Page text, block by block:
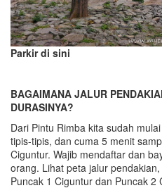
Parkir di sini
BAGAIMANA JALUR
DURASINYA?
Dari Pintu Rimba kita sudah
tipis-tipis, dan cuma 5 menit
Ciguntur. Wajib mendaftar dan
orang. Lihat peta jalur
Puncak 1 Ciguntur dan Puncak 2